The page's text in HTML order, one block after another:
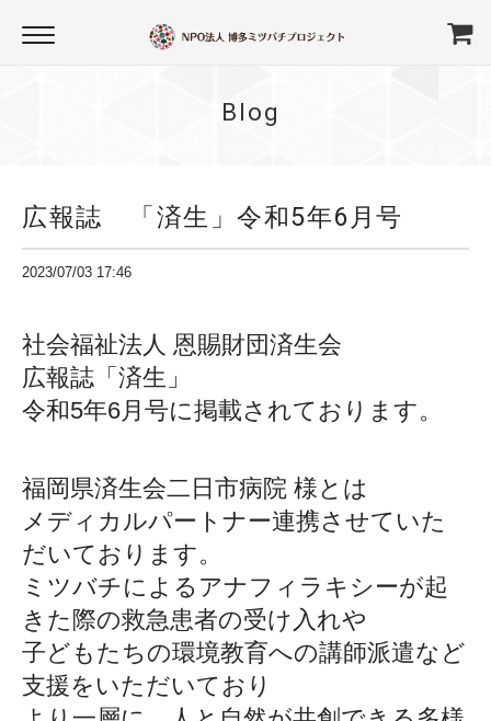
Blog
広報誌 「済生」令和5年6月号
2023/07/03 17:46
社会福祉法人 恩賜財団済生会
広報誌「済生」
令和5年6月号に掲載されております。
福岡県済生会二日市病院 様とは
メディカルパートナー連携させていた
だいております。
⁡ミツバチによるアナフィラキシーが起
きた際の救急患者の受け入れや
子どもたちの環境教育への講師派遣など
支援をいただいており